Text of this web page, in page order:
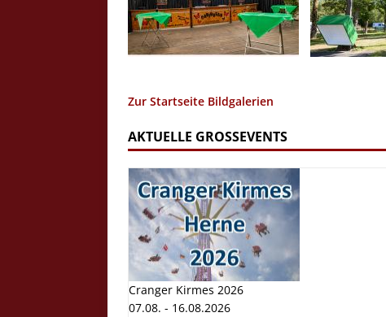
Zur Startseite Bildgalerien
AKTUELLE GROSSEVENTS
Cranger Kirmes 2026
07.08. - 16.08.2026